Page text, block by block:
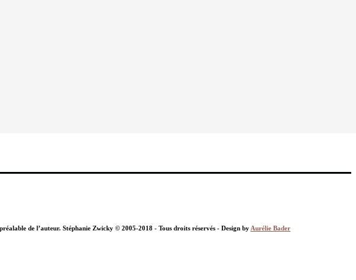
de l’auteur. Stéphanie Zwicky © 2005-2018 - Tous droits réservés - Design by Aurélie Bader